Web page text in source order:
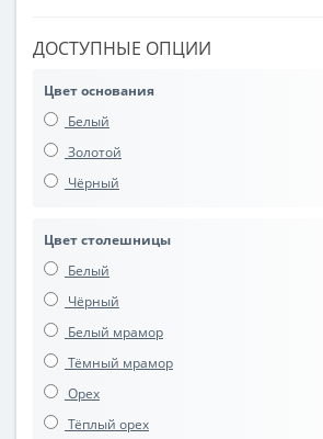
ДОСТУПНЫЕ ОПЦИИ
Цвет основания
Белый
Золотой
Чёрный
Цвет столешницы
Белый
Чёрный
Белый мрамор
Тёмный мрамор
Орех
Тёплый орех